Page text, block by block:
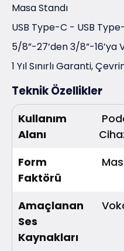
Masa Standı
USB Type-C - USB
5/8”-27’den 3/8”-16’ya
1 Yıl Sınırlı Garanti,
Teknik Özellikler
Kullanım
Alanı
Form
Faktörü
Amaçlanan
Ses
Kaynakları